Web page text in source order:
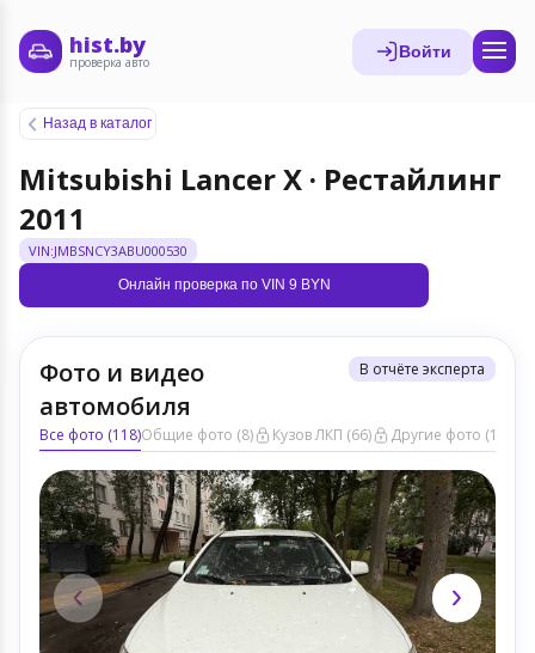
hist.by
проверка авто
Войти
Назад в каталог
Mitsubishi Lancer X · Рестайлинг
2011
VIN:JMBSNCY3ABU000530
Онлайн проверка по VIN 9 BYN
Фото и видео
автомобиля
В отчёте эксперта
Все фото (118)Общие фото (8) Кузов ЛКП (66) Другие фото (11)